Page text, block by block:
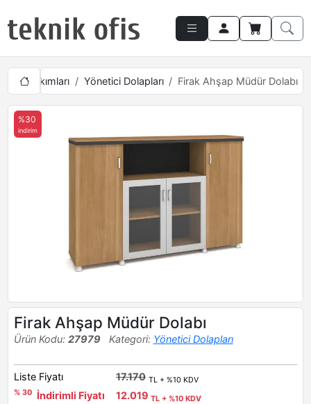
Takımları Yönetici Dolapları Firak Ahşap Müdür Dolabı
%30
indirim
Firak Ahşap Müdür Dolabı
Ürün Kodu: 27979 Kategori: Yönetici Dolapları
Liste Fiyatı 17.170 TL + %10 KDV
% 30
İndirimli Fiyatı 12.019 TL + %10 KDV